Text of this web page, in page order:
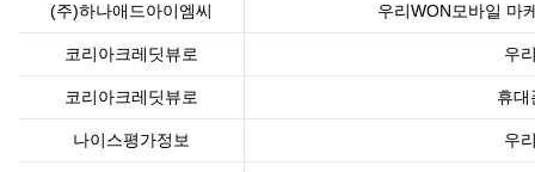
(주)하나애드아이엠씨 우리WON모바일 마
코리아크레딧뷰로 우
코리아크레딧뷰로 휴대
나이스평가정보 우